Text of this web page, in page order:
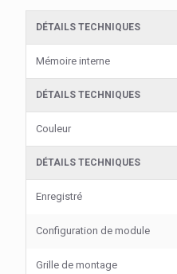
DÉTAILS TECHNIQUES
Mémoire interne
DÉTAILS TECHNIQUES
Couleur
DÉTAILS TECHNIQUES
Enregistré
Configuration de module
Grille de montage